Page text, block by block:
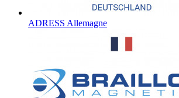
ADRESS Allemagne